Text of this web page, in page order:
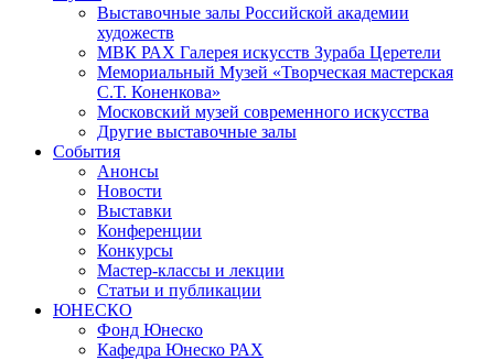
Выставочные залы Российской академии
художеств
МВК РАХ Галерея искусств Зураба Церетели
Мемориальный Музей «Творческая мастерская
С.Т. Коненкова»
Московский музей современного искусства
Другие выставочные залы
События
Анонсы
Новости
Выставки
Конференции
Конкурсы
Мастер-классы и лекции
Статьи и публикации
ЮНЕСКО
Фонд Юнеско
Кафедра Юнеско РАХ